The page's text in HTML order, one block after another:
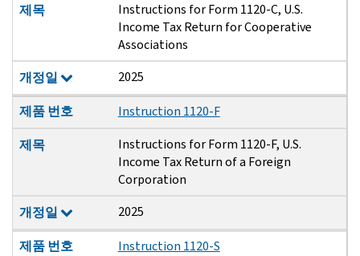
제목
Instructions for Form 1120-C, U.S.
Income Tax Return for Cooperative
Associations
개정일
2025
제품 번호
Instruction 1120-F
제목
Instructions for Form 1120-F, U.S.
Income Tax Return of a Foreign
Corporation
개정일
2025
제품 번호
Instruction 1120-S